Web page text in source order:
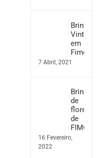
Brincos
Vintage
em
Fimo
7 Abril, 2021
Brincos
de
flores
de
FIMO
16 Fevereiro,
2022